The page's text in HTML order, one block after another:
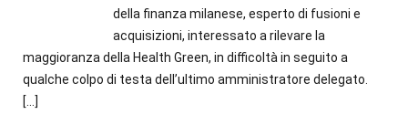
della finanza milanese, esperto di fusioni e
acquisizioni, interessato a rilevare la
maggioranza della Health Green, in difficoltà in seguito a
qualche colpo di testa dell’ultimo amministratore delegato.
[…]